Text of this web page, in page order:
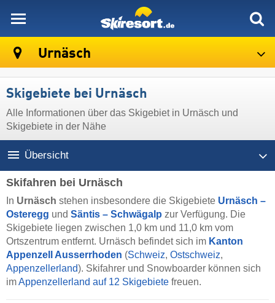
Urnäsch
Skigebiete bei Urnäsch
Alle Informationen über das Skigebiet in Urnäsch und
Skigebiete in der Nähe
Übersicht
Skifahren bei Urnäsch
In Urnäsch stehen insbesondere die Skigebiete Urnäsch –
Osteregg und Säntis – Schwägalp zur Verfügung. Die
Skigebiete liegen zwischen 1,0 km und 11,0 km vom
Ortszentrum entfernt. Urnäsch befindet sich im Kanton
Appenzell Ausserrhoden (Schweiz, Ostschweiz,
Appenzellerland). Skifahrer und Snowboarder können sich
imAppenzellerland auf 12 Skigebiete freuen.